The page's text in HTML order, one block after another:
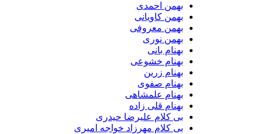
بهمن احمدی
بهمن کاویانی
بهمن معروفی
بهمن نوری
بهنام بانی
بهنام خشوعی
بهنام زرین
بهنام صفوی
بهنام علمشاهی
بهنام قلی زاده
بی کلام علیرضا حیدری
بی کلام مهرزاد خواجه امیری